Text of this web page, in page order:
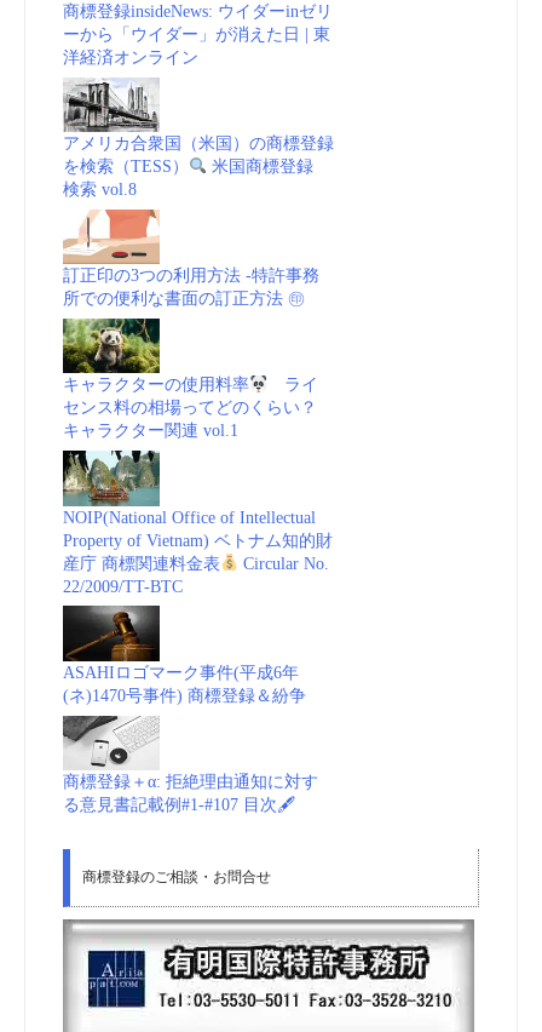
商標登録insideNews: ウイダーinゼリ
ーから「ウイダー」が消えた日 | 東
洋経済オンライン
アメリカ合衆国（米国）の商標登録
を検索（TESS）
米国商標登録
検索 vol.8
訂正印の3つの利用方法 -特許事務
所での便利な書面の訂正方法 ㊞
キャラクターの使用料率
ライ
センス料の相場ってどのくらい？
キャラクター関連 vol.1
NOIP(National Office of Intellectual
Property of Vietnam) ベトナム知的財
産庁 商標関連料金表
Circular No.
22/2009/TT-BTC
ASAHIロゴマーク事件(平成6年
(ネ)1470号事件) 商標登録＆紛争
商標登録＋α: 拒絶理由通知に対す
る意見書記載例#1-#107 目次🖋
商標登録のご相談・お問合せ